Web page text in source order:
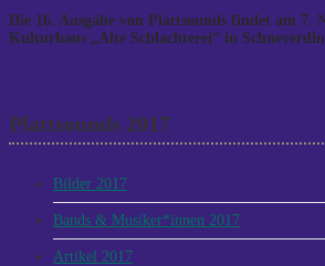
Die 16. Ausgabe von Plattsounds findet am 7.
Kulturhaus „Alte Schlachterei“ in
Plattsounds 2017
Bilder 2017
Bands & Musiker*innen 2017
Artikel 2017